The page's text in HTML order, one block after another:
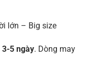
lớn – Big size
3-5 ngày. Dòng may